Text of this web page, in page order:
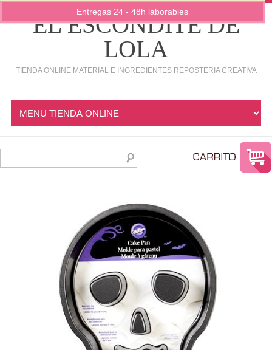
EL ESCONDITE DE
LOLA
TIENDA ONLINE MATERIAL E INGREDIENTES REPOSTERIA CREATIVA
Entregas 24 - 48h laborables